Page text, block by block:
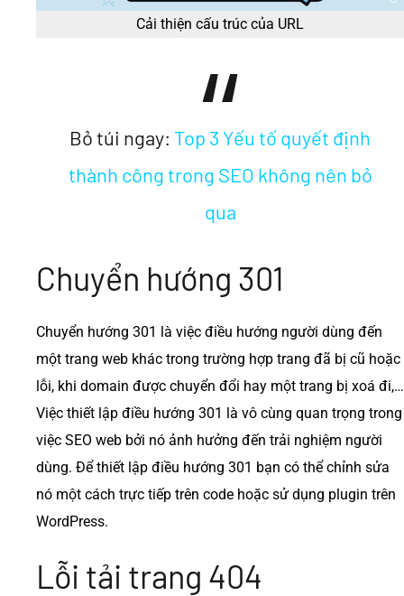
Cải thiện cấu trúc của URL
Bỏ túi ngay: Top 3 Yếu tố quyết định
thành công trong SEO không nên bỏ
qua
Chuyển hướng 301
Chuyển hướng 301 là việc điều hướng người dùng đến
một trang web khác trong trường hợp trang đã bị cũ hoặc
lỗi, khi domain được chuyển đổi hay một trang bị xoá đi,…
Việc thiết lập điều hướng 301 là vô cùng quan trọng trong
việc SEO web bởi nó ảnh hưởng đến trải nghiệm người
dùng. Để thiết lập điều hướng 301 bạn có thể chỉnh sửa
nó một cách trực tiếp trên code hoặc sử dụng plugin trên
WordPress.
Lỗi tải trang 404